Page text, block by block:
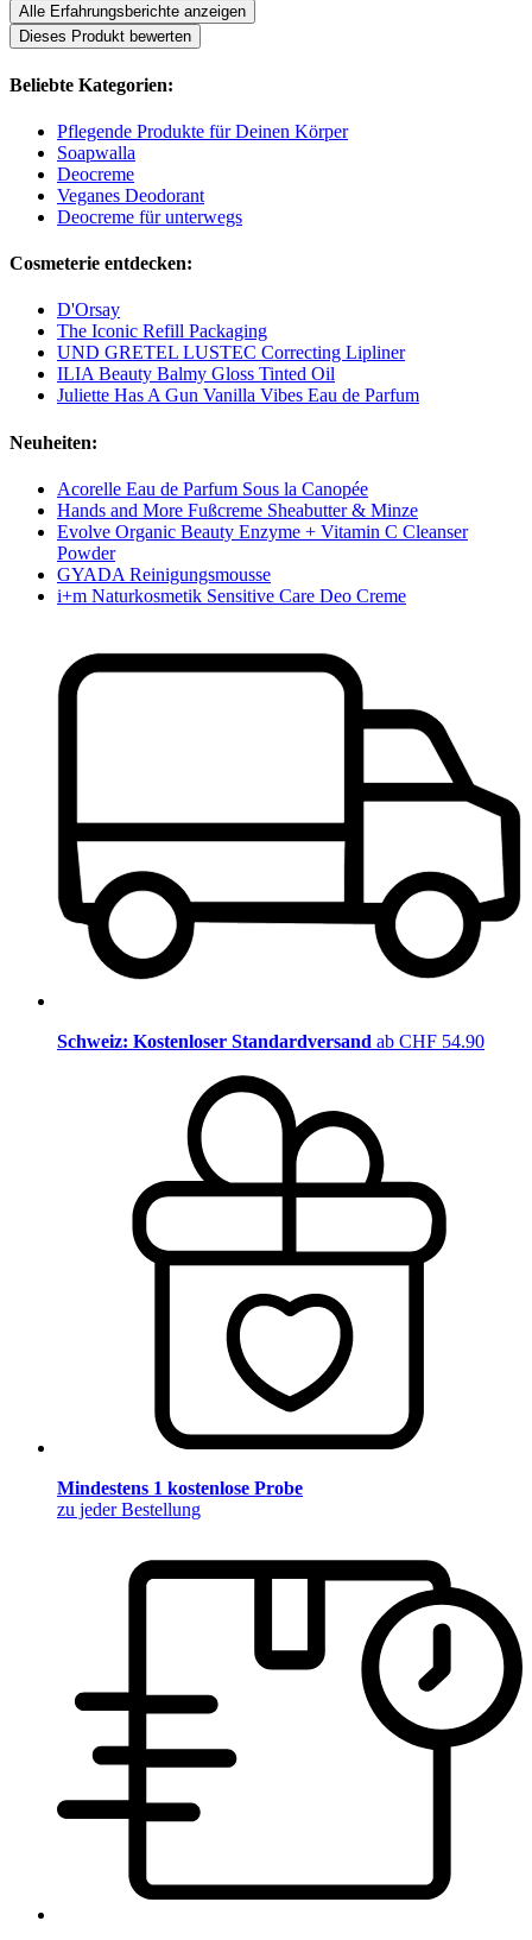
Alle Erfahrungsberichte anzeigen
Dieses Produkt bewerten
Beliebte Kategorien:
Pflegende Produkte für Deinen Körper
Soapwalla
Deocreme
Veganes Deodorant
Deocreme für unterwegs
Cosmeterie entdecken:
D'Orsay
The Iconic Refill Packaging
UND GRETEL LUSTEC Correcting Lipliner
ILIA Beauty Balmy Gloss Tinted Oil
Juliette Has A Gun Vanilla Vibes Eau de Parfum
Neuheiten:
Acorelle Eau de Parfum Sous la Canopée
Hands and More Fußcreme Sheabutter & Minze
Evolve Organic Beauty Enzyme + Vitamin C Cleanser
Powder
GYADA Reinigungsmousse
i+m Naturkosmetik Sensitive Care Deo Creme
Schweiz: Kostenloser Standardversand ab CHF 54.90
Mindestens 1 kostenlose Probe
zu jeder Bestellung